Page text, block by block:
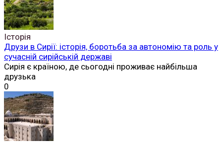
Історія
Друзи в Сирії: історія, боротьба за автономію та роль у
сучасній сирійській державі
Сирія є країною, де сьогодні проживає найбільша
друзька
0